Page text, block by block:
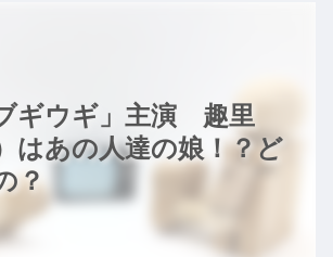
ギウギ」主演 趣里
はあの人達の娘！？ど
？